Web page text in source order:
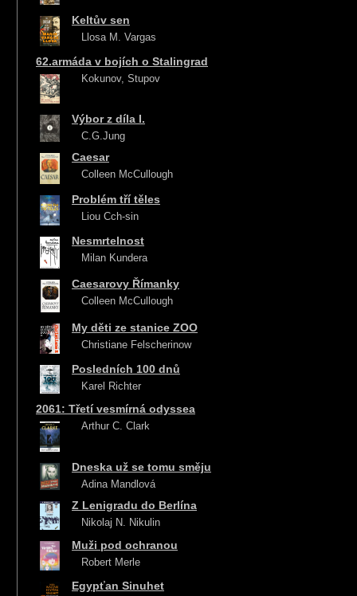
Keltův sen
Llosa M. Vargas
62.armáda v bojích o Stalingrad
Kokunov, Stupov
Výbor z díla I.
C.G.Jung
Caesar
Colleen McCullough
Problém tří těles
Liou Cch-sin
Nesmrtelnost
Milan Kundera
Caesarovy Římanky
Colleen McCullough
My děti ze stanice ZOO
Christiane Felscherinow
Posledních 100 dnů
Karel Richter
2061: Třetí vesmírná odyssea
Arthur C. Clark
Dneska už se tomu směju
Adina Mandlová
Z Lenigradu do Berlína
Nikolaj N. Nikulin
Muži pod ochranou
Robert Merle
Egypťan Sinuhet